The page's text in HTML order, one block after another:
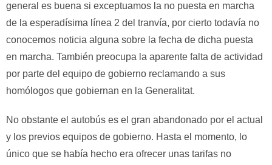
general es buena si exceptuamos la no puesta en marcha
de la esperadísima línea 2 del tranvía, por cierto todavía no
conocemos noticia alguna sobre la fecha de dicha puesta
en marcha. También preocupa la aparente falta de actividad
por parte del equipo de gobierno reclamando a sus
homólogos que gobiernan en la Generalitat.
No obstante el autobús es el gran abandonado por el actual
y los previos equipos de gobierno. Hasta el momento, lo
único que se había hecho era ofrecer unas tarifas no